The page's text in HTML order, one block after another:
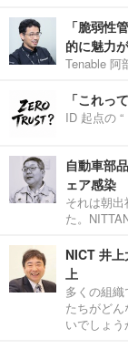
「脆弱性
的に魅力
Tenable 阿
「これっ
ID 起点の
自動車部
ェア感染
それは朝
た。
NICT 井
上
多くの組
たちがど
いでしょう